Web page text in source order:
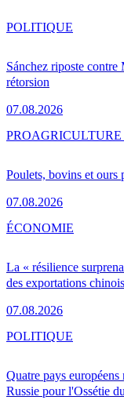
Sánchez riposte contre
rétorsion
07.08.2026
POLITIQUE
Poulets, bovins et ours
07.08.2026
PRO
La « résilience
des exportations
07.08.2026
ÉCONOMIE
Quatre pays
Russie pour l'Ossétie
POLITIQUE